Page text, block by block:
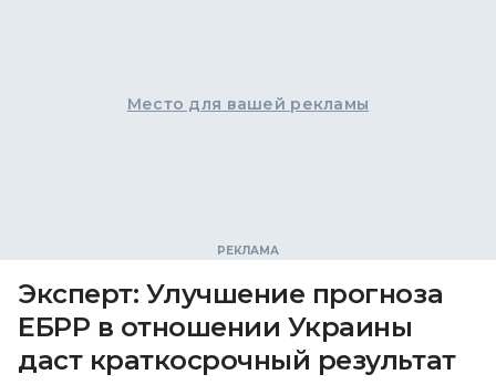
Место для вашей рекламы
Эксперт: Улучшение прогноза
ЕБРР в отношении Украины
даст краткосрочный результат